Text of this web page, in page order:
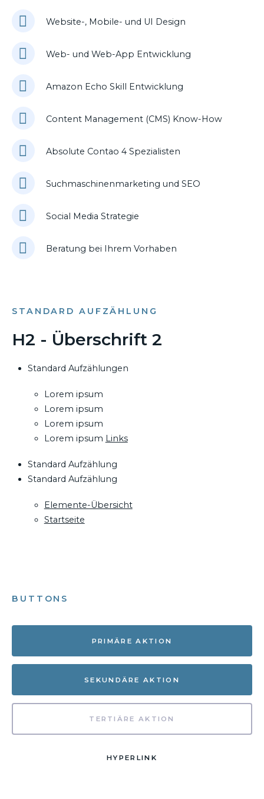
Website-, Mobile- und UI Design
Web- und Web-App Entwicklung
Amazon Echo Skill Entwicklung
Content Management (CMS) Know-How
Absolute Contao 4 Spezialisten
Suchmaschinenmarketing und SEO
Social Media Strategie
Beratung bei Ihrem Vorhaben
STANDARD AUFZÄHLUNG
H2 - Überschrift 2
Standard Aufzählungen
Lorem ipsum
Lorem ipsum
Lorem ipsum
Lorem ipsum Links
Standard Aufzählung
Standard Aufzählung
Elemente-Übersicht
Startseite
BUTTONS
PRIMÄRE AKTION
SEKUNDÄRE AKTION
TERTIÄRE AKTION
HYPERLINK